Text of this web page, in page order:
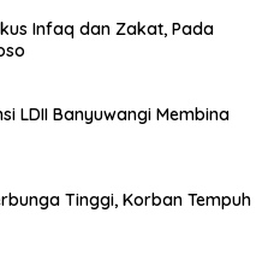
Infaq dan Zakat, Pada
LDII Banyuwangi Membina
Tinggi, Korban Tempuh